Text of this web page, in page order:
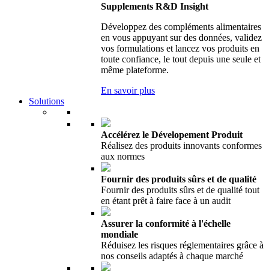
Supplements R&D Insight
Développez des compléments alimentaires
en vous appuyant sur des données, validez
vos formulations et lancez vos produits en
toute confiance, le tout depuis une seule et
même plateforme.
En savoir plus
Solutions
Accélérez le Dévelopement Produit
Réalisez des produits innovants conformes
aux normes
Fournir des produits sûrs et de qualité
Fournir des produits sûrs et de qualité tout
en étant prêt à faire face à un audit
Assurer la conformité à l'échelle
mondiale
Réduisez les risques réglementaires grâce à
nos conseils adaptés à chaque marché